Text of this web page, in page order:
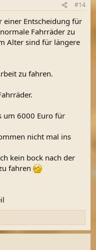
#14
einer Entscheidung für
Fahrräder zu
Alter sind für längere
zu fahren.
um 6000 Euro für
nicht mal ins
kein bock nach der
fahren